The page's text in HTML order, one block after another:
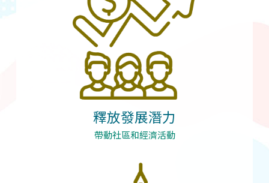
釋放發展潛力
帶動社區和經濟活動